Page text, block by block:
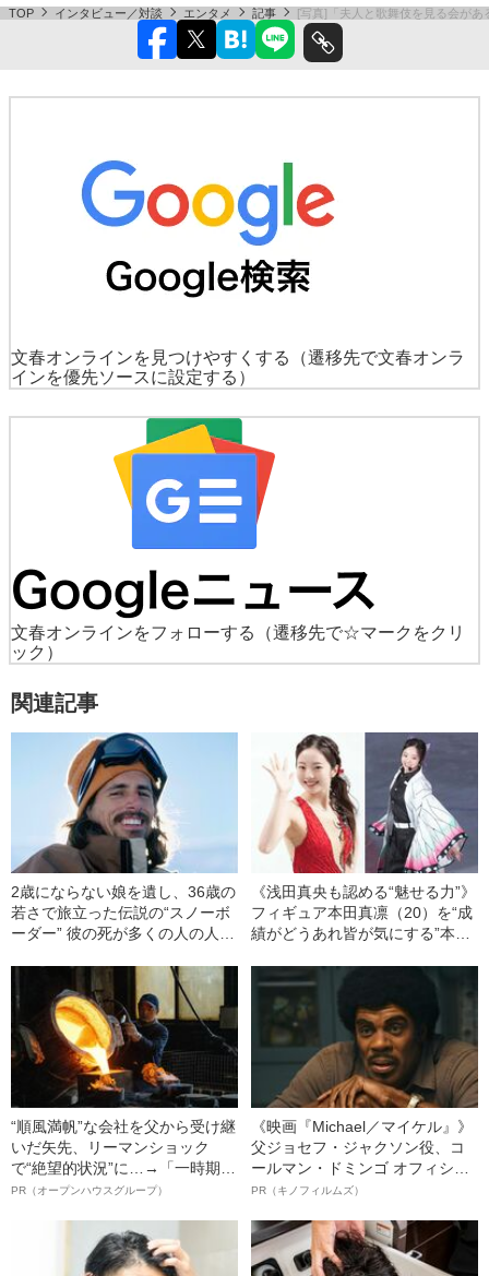
TOP インタビュー／対談 エンタメ 記事 [写真]「夫人と歌舞伎を見る会が
文春オンラインを見つけやすくする
（遷移先で文春オンラ
インを優先ソースに設定する）
文春オンラインをフォローする
（遷移先で☆マークをクリ
ック）
関連記事
2歳にならない娘を遺し、36歳の
若さで旅立った伝説の“スノーボ
ーダー” 彼の死が多くの人の人生
《浅田真央も認める“魅せる力”》
フィギュア本田真凛（20）を“成
績がどうあれ皆が気にする”本当
定」
“順風満帆”な会社を父から受け継
いだ矢先、リーマンショック
で“絶望的状況”に…→「一時期は
納品3年待ち」のヒット商品を生
明かす、“逆転の戦術”
PR（オープンハウスグループ）
《映画『Michael／マイケル』》
父ジョセフ・ジャクソン役、コ
ールマン・ドミンゴ オフィシャ
ルインタビュー“観客を魅了した
語る”《日本興収70億円突破》
PR（キノフィルムズ）